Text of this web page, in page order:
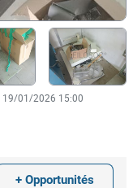
19/01/2026 15:00
+ Opportunités